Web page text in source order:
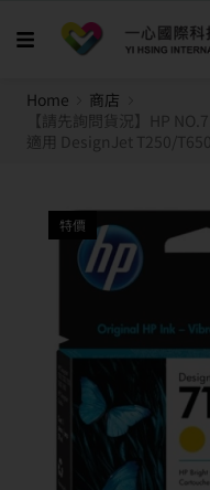
Home
商店
【請先詢問貨況】HP
適用 DesignJet T250/T650
特價